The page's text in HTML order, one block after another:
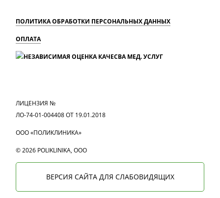
ПОЛИТИКА ОБРАБОТКИ ПЕРСОНАЛЬНЫХ ДАННЫХ
ОПЛАТА
ЛИЦЕНЗИЯ №
ЛО-74-01-004408 ОТ 19.01.2018
ООО «ПОЛИКЛИНИКА»
© 2026 POLIKLINIKA, OOO
ВЕРСИЯ САЙТА ДЛЯ СЛАБОВИДЯЩИХ